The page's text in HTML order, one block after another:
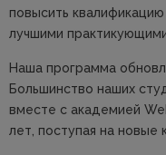
повысить
лучшими
Наша программа
Большинство наших
вместе с академией
лет, поступая на новые